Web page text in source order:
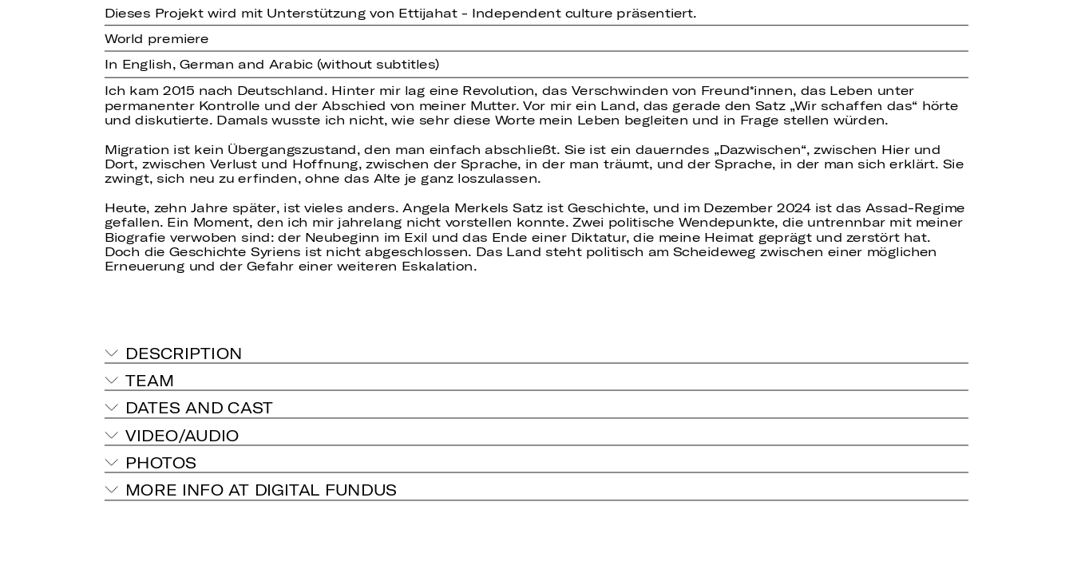
Dieses Projekt wird mit Unterstützung von Ettijahat - Independent culture präsentiert.
World premiere
In English, German and Arabic (without subtitles)
Ich kam 2015 nach Deutschland. Hinter mir lag eine Revolution, das Verschwinden von Freund*innen, das Leben unter
permanenter Kontrolle und der Abschied von meiner Mutter. Vor mir ein Land, das gerade den Satz „Wir schaffen das“ hörte
und diskutierte. Damals wusste ich nicht, wie sehr diese Worte mein Leben begleiten und in Frage stellen würden.
Migration ist kein Übergangszustand, den man einfach abschließt. Sie ist ein dauerndes „Dazwischen“, zwischen Hier und
Dort, zwischen Verlust und Hoffnung, zwischen der Sprache, in der man träumt, und der Sprache, in der man sich erklärt. Sie
zwingt, sich neu zu erfinden, ohne das Alte je ganz loszulassen.
Heute, zehn Jahre später, ist vieles anders. Angela Merkels Satz ist Geschichte, und im Dezember 2024 ist das Assad-Regime
gefallen. Ein Moment, den ich mir jahrelang nicht vorstellen konnte. Zwei politische Wendepunkte, die untrennbar mit meiner
Biografie verwoben sind: der Neubeginn im Exil und das Ende einer Diktatur, die meine Heimat geprägt und zerstört hat.
Doch die Geschichte Syriens ist nicht abgeschlossen. Das Land steht politisch am Scheideweg zwischen einer möglichen
Erneuerung und der Gefahr einer weiteren Eskalation.
DESCRIPTION
TEAM
DATES AND CAST
VIDEO/AUDIO
PHOTOS
MORE INFO AT DIGITAL FUNDUS